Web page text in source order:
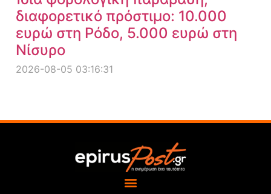
διαφορετικό πρόστιμο: 10.000
ευρώ στη Ρόδο, 5.000 ευρώ στη
Νίσυρο
2026-08-05 03:16:31